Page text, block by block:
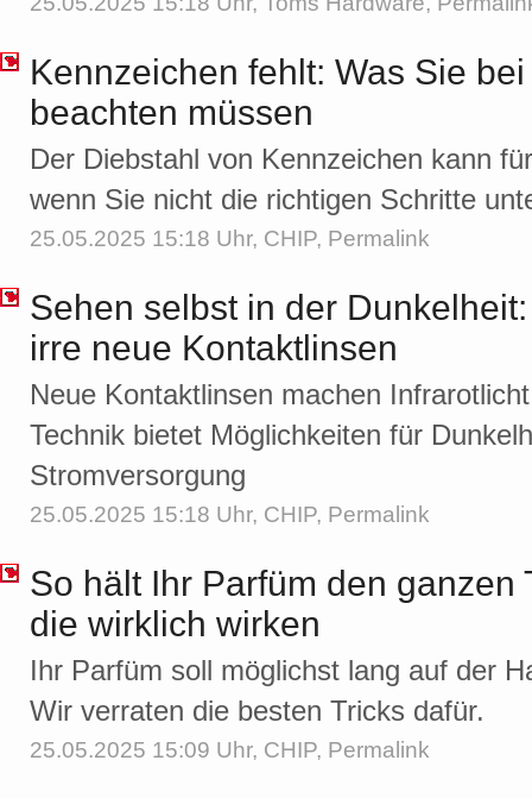
Kennzeichen fehlt: Was Sie
beachten müssen
Der Diebstahl von Kennzeichen kann
wenn Sie nicht die richtigen Schritte
25.05.2025 15:18 Uhr, CHIP, Permalink
Sehen selbst in der
irre neue Kontaktlinsen
Neue Kontaktlinsen machen
Technik bietet Möglichkeiten für
Stromversorgung
25.05.2025 15:18 Uhr, CHIP, Permalink
So hält Ihr Parfüm den ganzen
die wirklich wirken
Ihr Parfüm soll möglichst lang auf der
Wir verraten die besten Tricks dafür.
25.05.2025 15:09 Uhr, CHIP, Permalink